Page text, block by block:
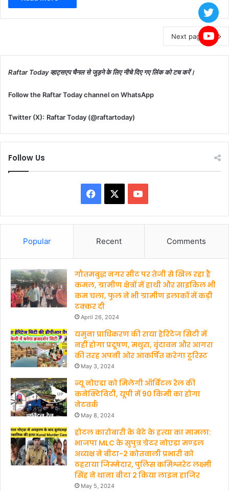
Next page
Raftar Today व्हाट्सएप चैनल से जुड़ने के लिए नीचे दिए गए लिंक को टच करें।
Follow the Raftar Today channel on WhatsApp
Twitter (X): Raftar Today (@raftartoday)
Follow Us
a
b
o
o
k
o
u
b
Popular Recent Comments
गौतमबुद्ध नगर सीट पर तेजी से खिल रहा है
कमल, ग्रामीण क्षेत्रों में हाथी और साइकिल भी
कम चला, फुल ने भी ग्रामीण इलाकों में कड़ी
टक्कर दी
April 26, 2024
यमुना प्राधिकरण की राया हेरिटेज सिटी में
नहीं होगा प्रदूषण, मथुरा, वृंदावन और आगरा
की तरह अपनी ओर आकर्षित करेगा टूरिस्ट
May 3, 2024
न्यू नोएडा को मिलेगी ऑर्बिटल रेल की
कनेक्टिविटी, यूपी में 90 किमी का होगा
नेटवर्क
May 8, 2024
होटल कारोबारी के बेटे के हत्‍या का मामला:
भाजपा MLC के सुपुत्र ग्रेटर नोएडा मण्‍डल
अध्‍यक्ष ने बीटा-2 कोतवाली प्रभारी को
ठहराया जिम्मेदार, पुलिस कमिश्नरेट लक्ष्मी
सिंह ने थाना बीटा 2 किया लाइन हाजिर
May 5, 2024